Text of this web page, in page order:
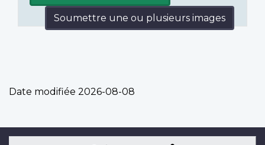
Soumettre une ou plusieurs images
Date modifiée 2026-08-08